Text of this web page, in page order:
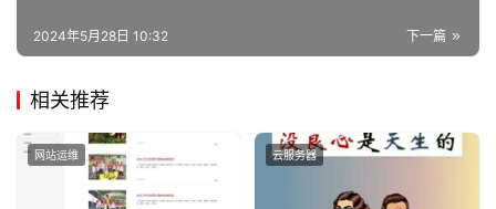
下一篇
2024年5月28日 10:32
相关推荐
网站运维 云服务器